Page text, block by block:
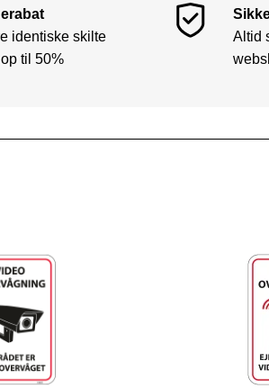
identiske skilte
til 50%
Altid